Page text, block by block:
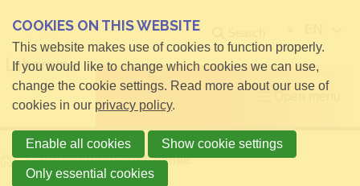
HomeProjectingenieur Chemie
COOKIES ON THIS WEBSITE
This website makes use of cookies to function properly.
If you would like to change which cookies we can use,
change the cookie settings. Read more about our use of
cookies in our privacy policy.
Enable all cookies Show cookie settings
Only essential cookies